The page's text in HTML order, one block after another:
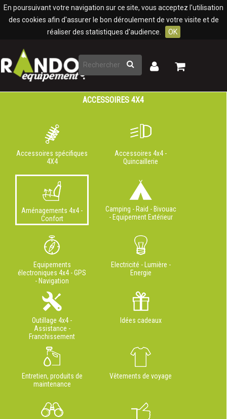
En poursuivant votre navigation sur ce site, vous acceptez l'utilisation
des cookies afin d'assurer le bon déroulement de votre visite et de
réaliser des statistiques d'audience.
OK
Rechercher
Mon
Mon
ACCESSOIRES 4X4
Accessoires spécifiques
4X4
Accessoires 4x4 -
Quincaillerie
Aménagements 4x4 -
Confort
Camping - Raid - Bivouac
- Equipement Extérieur
Equipements
électroniques 4x4 - GPS
- Navigation
Electricité - Lumière -
Energie
Outillage 4x4 -
Assistance -
Franchissement
Idées cadeaux
Entretien, produits de
maintenance
Vêtements de voyage
Panneau de gestion des cookies